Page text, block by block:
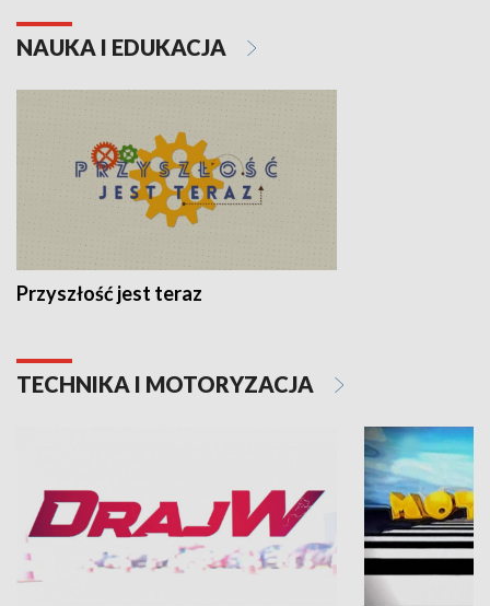
NAUKA I EDUKACJA
Przyszłość jest teraz
TECHNIKA I MOTORYZACJA